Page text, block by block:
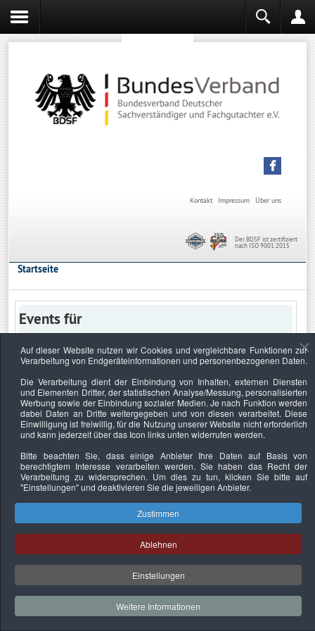
Über uns
Impressum
Kontakt
Der BDSF ist zertifiziert
nach ISO 9001:2015
Startseite
Events für
Keine Termine
Datenschutzerklärung Urheberrechtsnachweise Nachhaltigkeit
Copyright © 2026. Bundesverband Deutscher
Sachverständiger und Fachgutachter e.V..
Auf dieser Website nutzen wir Cookies und vergleichbare Funktionen zur
Verarbeitung von Endgeräteinformationen und personenbezogenen Daten.
Die Verarbeitung dient der Einbindung von Inhalten, externen Diensten
und Elementen Dritter, der statistischen Analyse/Messung, personalisierten
Werbung sowie der Einbindung sozialer Medien. Je nach Funktion werden
dabei Daten an Dritte weitergegeben und von diesen verarbeitet. Diese
Einwilligung ist freiwillig, für die Nutzung unserer Website nicht erforderlich
und kann jederzeit über das Icon links unten widerrufen werden.
Bitte beachten Sie, dass einige Anbieter Ihre Daten auf Basis von
berechtigtem Interesse verarbeiten werden. Sie haben das Recht der
Verarbeitung zu widersprechen. Um dies zu tun, klicken Sie bitte auf
"Einstellungen"und deaktivieren Sie die jeweiligen Anbieter.
Zustimmen
Ablehnen
Einstellungen
Weitere Informationen